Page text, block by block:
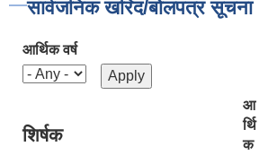
सार्वजनिक खरिद/बोलपत्र सूचना
आर्थिक वर्ष
शिर्षक
आ
र्थि
क